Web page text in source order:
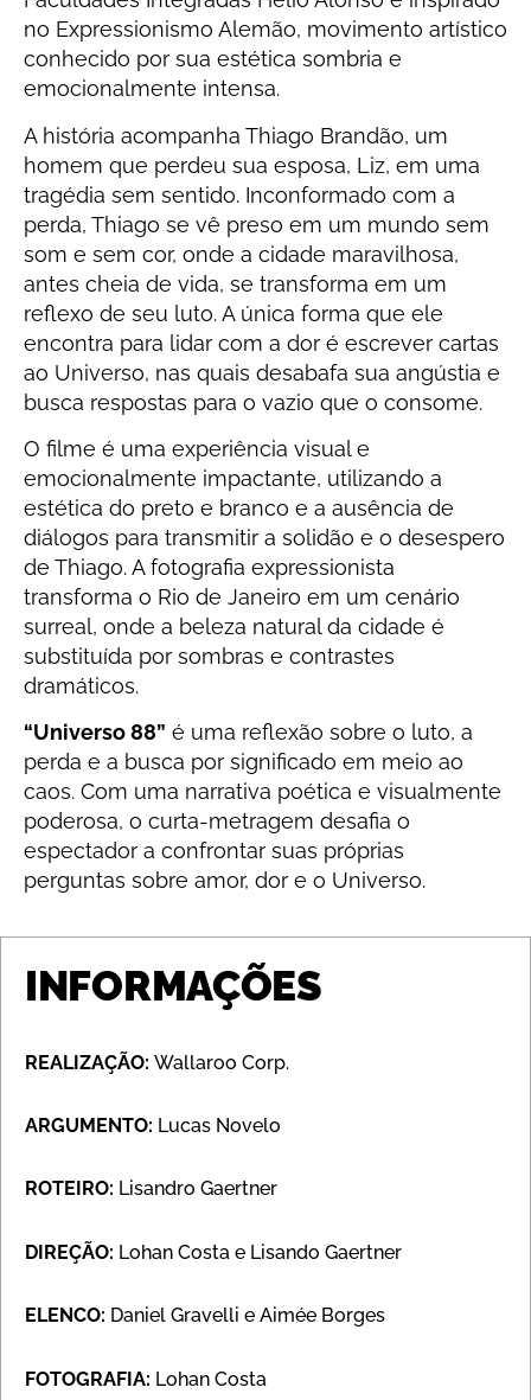
no Expressionismo Alemão, movimento artístico
conhecido por sua estética sombria e
emocionalmente intensa.
A história acompanha Thiago Brandão, um
homem que perdeu sua esposa, Liz, em uma
tragédia sem sentido. Inconformado com a
perda, Thiago se vê preso em um mundo sem
som e sem cor, onde a cidade maravilhosa,
antes cheia de vida, se transforma em um
reflexo de seu luto. A única forma que ele
encontra para lidar com a dor é escrever cartas
ao Universo, nas quais desabafa sua angústia e
busca respostas para o vazio que o consome.
O filme é uma experiência visual e
emocionalmente impactante, utilizando a
estética do preto e branco e a ausência de
diálogos para transmitir a solidão e o desespero
de Thiago. A fotografia expressionista
transforma o Rio de Janeiro em um cenário
surreal, onde a beleza natural da cidade é
substituída por sombras e contrastes
dramáticos.
“Universo 88” é uma reflexão sobre o luto, a
perda e a busca por significado em meio ao
caos. Com uma narrativa poética e visualmente
poderosa, o curta-metragem desafia o
espectador a confrontar suas próprias
perguntas sobre amor, dor e o Universo.
INFORMAÇÕES
REALIZAÇÃO: Wallaroo Corp.
ARGUMENTO: Lucas Novelo
ROTEIRO: Lisandro Gaertner
DIREÇÃO: Lohan Costa e Lisando Gaertner
ELENCO: Daniel Gravelli e Aimée Borges
FOTOGRAFIA: Lohan Costa